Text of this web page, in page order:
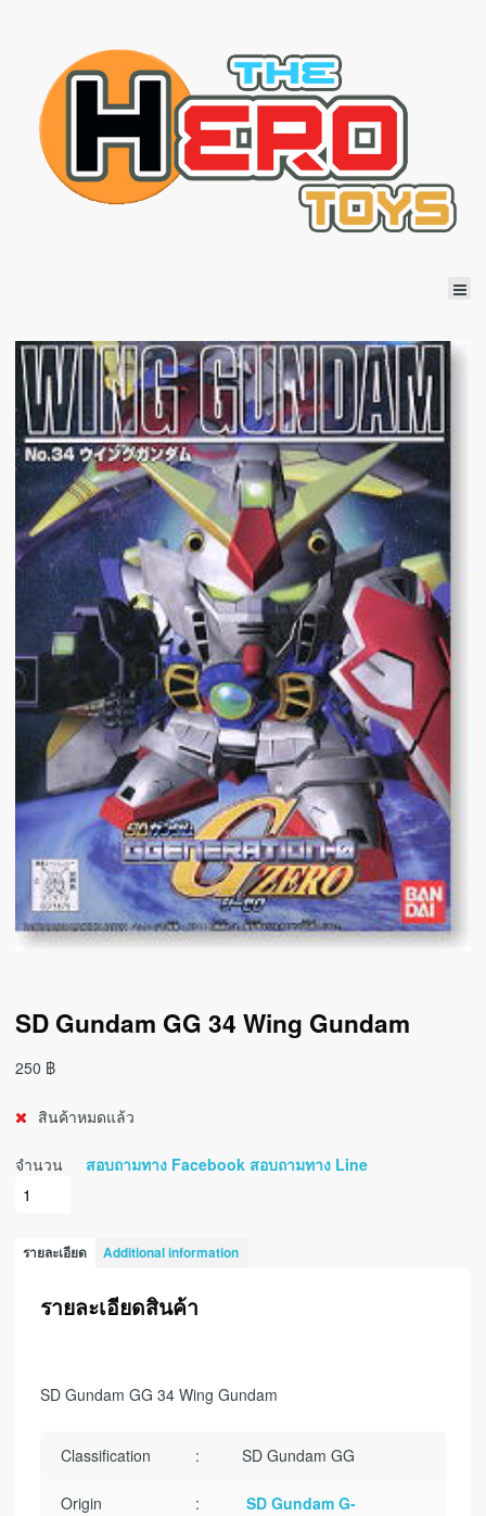
SD Gundam GG 34 Wing Gundam
250 ฿
สินค้าหมดแล้ว
จำนวน สอบถามทาง Facebookสอบถามทาง Line
รายละเอียด Additional information
รายละเอียดสินค้า
SD Gundam GG 34 Wing Gundam
Classification : SD Gundam GG
Origin :
SD Gundam G-